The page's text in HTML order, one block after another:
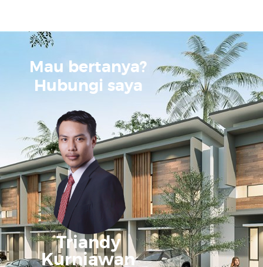
Mau bertanya?
Hubungi saya
Triandy
Kurniawan